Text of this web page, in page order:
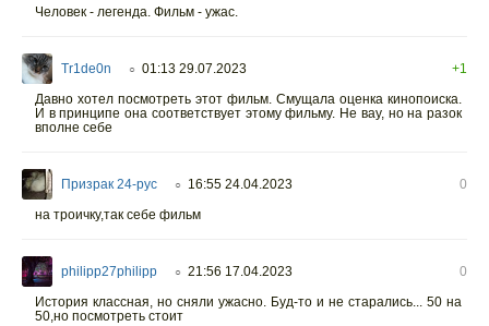
Человек - легенда. Фильм - ужас.
Tr1de0n ○ 01:13 29.07.2023
+1
Давно хотел посмотреть этот фильм. Смущала оценка кинопоиска.
И в принципе она соответствует этому фильму. Не вау, но на разок
вполне себе
Призрак 24-рус ○ 16:55 24.04.2023
0
на троичку,так себе фильм
philipp27philipp ○ 21:56 17.04.2023
0
История классная, но сняли ужасно. Буд-то и не старались... 50 на
50,но посмотреть стоит